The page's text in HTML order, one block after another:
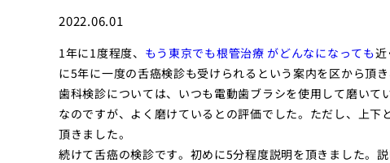
2022.06.01
1年に1度程度、 もう東京でも根管治療 がどんなになっても
に5年に一度の舌癌検診も受けられるという案内を区から頂き
歯科検診については、いつも電動歯ブラシを使用して磨いて
なのですが、よく磨けているとの評価でした。ただし、上
頂きました。
続けて舌癌の検診です。初めに5分程度説明を頂きました。